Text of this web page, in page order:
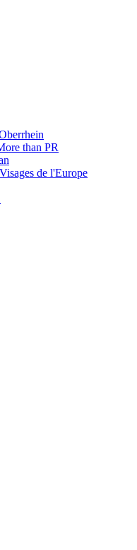
than PR
de l'Europe